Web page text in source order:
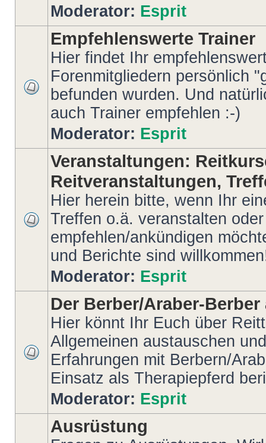
Moderator: Esprit
Empfehlenswerte Trainer
Hier findet Ihr
Forenmitgliedern persönlich
befunden wurden. Und
auch Trainer empfehlen :-)
Moderator: Esprit
Veranstaltungen:
Reitveranstaltungen,
Hier herein bitte, wenn Ihr
Treffen o.ä. veranstalten oder
empfehlen/ankündigen
und Berichte sind
Moderator: Esprit
Der Berber/Araber-
Hier könnt Ihr Euch über
Allgemeinen austauschen
Erfahrungen mit Berbern/
Einsatz als Therapiepferd
Moderator: Esprit
Ausrüstung